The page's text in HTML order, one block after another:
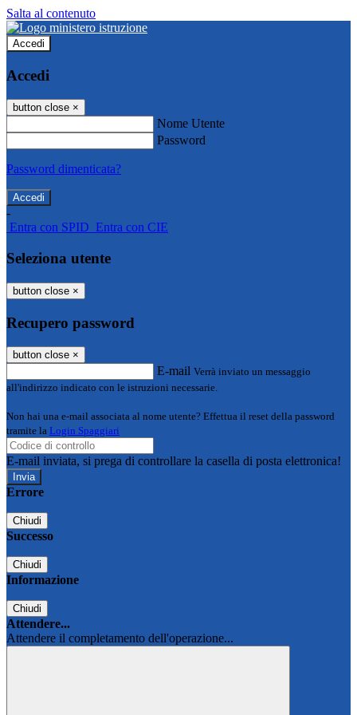
Salta al contenuto
Accedi
Accedi
button close ×
Nome Utente
Password
Password dimenticata?
-
Entra con SPID Entra con CIE
Seleziona utente
button close ×
Recupero password
button close ×
E-mail Verrà inviato un messaggio
all'indirizzo indicato con le istruzioni necessarie.
Non hai una e-mail associata al nome utente? Effettua il reset della password
tramite la Login Spaggiari
E-mail inviata, si prega di controllare la casella di posta elettronica!
Errore
Chiudi
Successo
Chiudi
Informazione
Chiudi
Attendere...
Attendere il completamento dell'operazione...